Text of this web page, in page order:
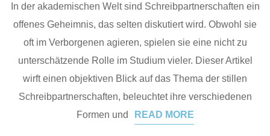
In der akademischen Welt sind Schreibpartnerschaften ein
offenes Geheimnis, das selten diskutiert wird. Obwohl sie
oft im Verborgenen agieren, spielen sie eine nicht zu
unterschätzende Rolle im Studium vieler. Dieser Artikel
wirft einen objektiven Blick auf das Thema der stillen
Schreibpartnerschaften, beleuchtet ihre verschiedenen
Formen und
READ MORE